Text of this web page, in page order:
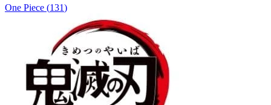
One Piece (131)